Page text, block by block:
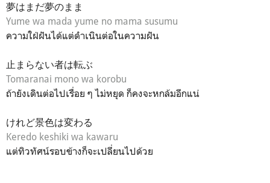
夢はまだ夢のまま
Yume wa mada yume no mama susumu
ความใฝ่ฝันได้แต่ดำเนินต่อในความฝัน
止まらない者は転ぶ
Tomaranai mono wa korobu
ถ้ายังเดินต่อไปเรื่อย ๆ ไม่หยุด ก็คงจะหกล้มอีกแน่
けれど景色は変わる
Keredo keshiki wa kawaru
แต่ทิวทัศน์รอบข้างก็จะเปลี่ยนไปด้วย